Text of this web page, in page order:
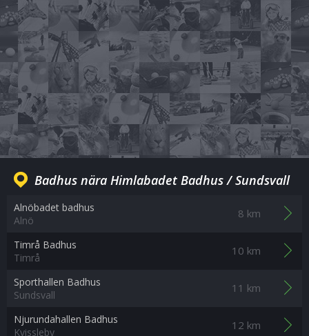
Badhus nära Himlabadet Badhus / Sundsvall
Alnöbadet badhus
Alnö
8 km
Timrå Badhus
Timrå
10 km
Sporthallen Badhus
Sundsvall
11 km
Njurundahallen Badhus
Kvissleby
12 km